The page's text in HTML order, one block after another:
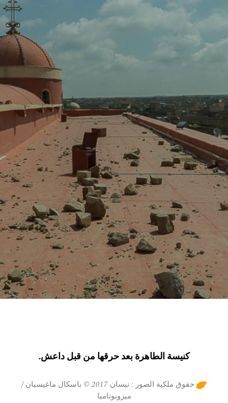
كنيسة الطاهرة بعد حرقها من قبل داعش.
حقوق ملكية الصور : نيسان 2017 © باسكال ماغيسيان /
ميزوبوتاميا